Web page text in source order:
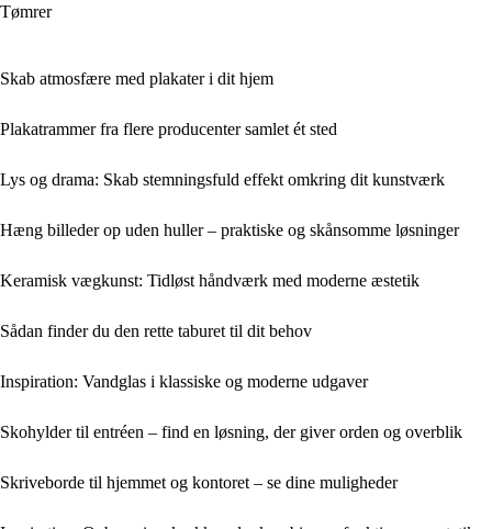
Tømrer
Skab atmosfære med plakater i dit hjem
Plakatrammer fra flere producenter samlet ét sted
Lys og drama: Skab stemningsfuld effekt omkring dit kunstværk
Hæng billeder op uden huller – praktiske og skånsomme løsninger
Keramisk vægkunst: Tidløst håndværk med moderne æstetik
Sådan finder du den rette taburet til dit behov
Inspiration: Vandglas i klassiske og moderne udgaver
Skohylder til entréen – find en løsning, der giver orden og overblik
Skriveborde til hjemmet og kontoret – se dine muligheder